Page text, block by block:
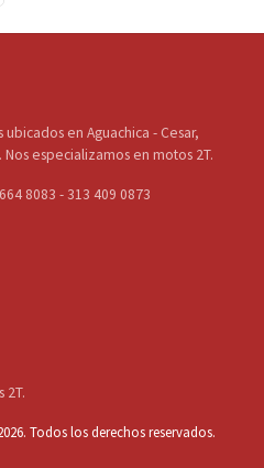
en Aguachica - Cesar,
especializamos en motos 2T.
8083 - 313 409 0873
2T.
Todos los derechos reservados.